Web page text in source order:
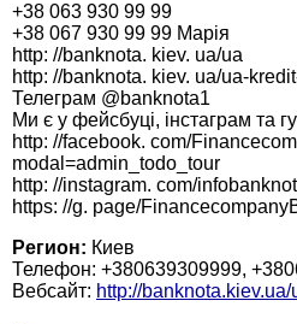
+38 063 930 99 99
+38 067 930 99 99 Марія
http: //banknota. kiev. ua/ua
http: //banknota. kiev. ua/ua-
Телеграм @banknota1
Ми є у фейсбуці, інстаграм та
http: //facebook. com/
modal=admin_todo_tour
http: //instagram. com/
https: //g. page/
Регион: Киев
Телефон: +380639309999,
Вебсайт: http://banknota.kiev.ua/